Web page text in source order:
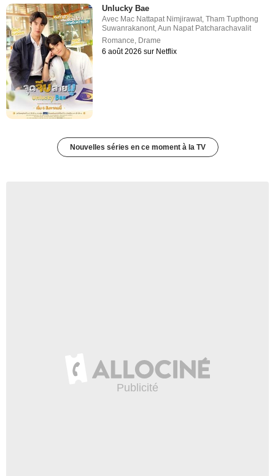
Unlucky Bae
Avec Mac Nattapat Nimjirawat ,Tham Tupthong
Suwanrakanont ,Aun Napat Patcharachavalit
Romance Drame
6 août 2026 sur Netflix
Nouvelles séries en ce moment à la TV